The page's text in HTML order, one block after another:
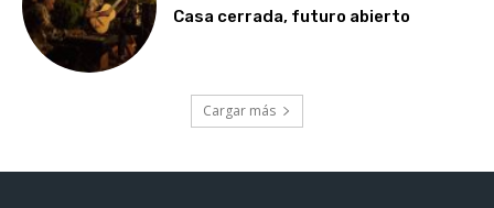
Casa cerrada, futuro abierto
Cargar más